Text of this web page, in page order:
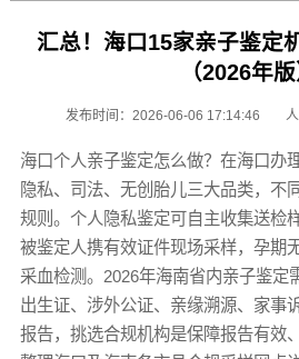
汇总！海口15家亲子鉴定
（2026年版
发布时间：2026-06-06 17:14:46
海口个人亲子鉴定怎么做？在海口办
隐私、司法、无创胎儿三大品类，不
规则。个人隐私鉴定可自主收集送检
被鉴定人携有效证件现场采样，孕期
采血检测。2026年海南省内亲子鉴定
出生证、涉外公证、亲缘溯源、家事
报告，挑选合规机构是保障报告有效